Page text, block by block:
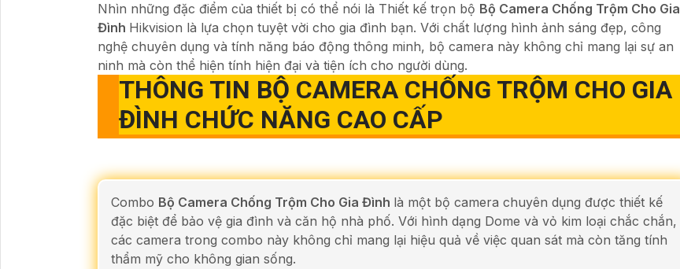
Nhìn những đặc điểm của thiết bị có thể nói là Thiết kế trọn bộ Bộ Camera Chống Trộm Cho Gia
Đình Hikvision là lựa chọn tuyệt vời cho gia đình bạn. Với chất lượng hình ảnh sáng đẹp, công
nghệ chuyên dụng và tính năng báo động thông minh, bộ camera này không chỉ mang lại sự an
ninh mà còn thể hiện tính hiện đại và tiện ích cho người dùng.
THÔNG TIN BỘ CAMERA CHỐNG TRỘM CHO GIA
ĐÌNH CHỨC NĂNG CAO CẤP
Combo Bộ Camera Chống Trộm Cho Gia Đình là một bộ camera chuyên dụng được thiết kế
đặc biệt để bảo vệ gia đình và căn hộ nhà phố. Với hình dạng Dome và vỏ kim loại chắc chắn,
các camera trong combo này không chỉ mang lại hiệu quả về việc quan sát mà còn tăng tính
thẩm mỹ cho không gian sống.